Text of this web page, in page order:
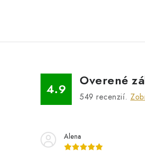
4.9
Overené
549 recenzií.
Alena